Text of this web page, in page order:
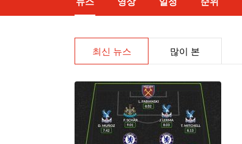
최신 뉴스 많이 본